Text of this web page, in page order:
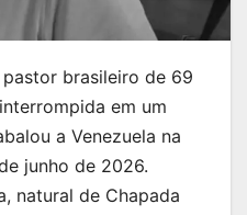
brasileiro de 69
em um
a Venezuela na
junho de 2026.
natural de Chapada